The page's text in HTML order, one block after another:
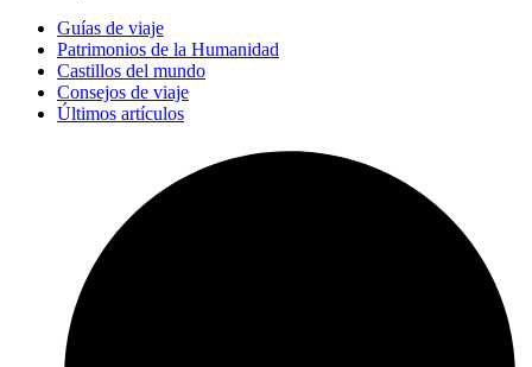
Guías de viaje
Patrimonios de la Humanidad
Castillos del mundo
Consejos de viaje
Últimos artículos